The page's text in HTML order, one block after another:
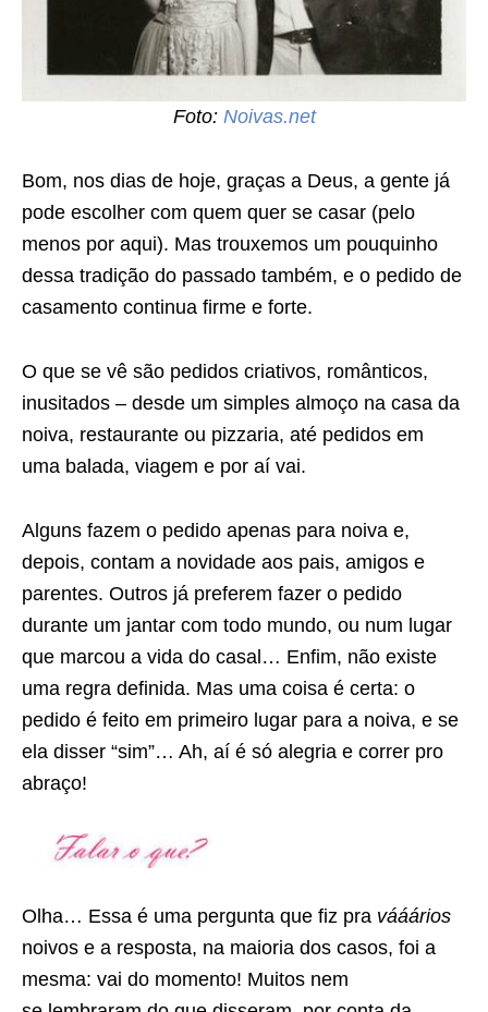
Foto: Noivas.net
Bom, nos dias de hoje, graças a Deus, a gente já
pode escolher com quem quer se casar (pelo
menos por aqui). Mas trouxemos um pouquinho
dessa tradição do passado também, e o pedido de
casamento continua firme e forte.
O que se vê são pedidos criativos, românticos,
inusitados – desde um simples almoço na casa da
noiva, restaurante ou pizzaria, até pedidos em
uma balada, viagem e por aí vai.
Alguns fazem o pedido apenas para noiva e,
depois, contam a novidade aos pais, amigos e
parentes. Outros já preferem fazer o pedido
durante um jantar com todo mundo, ou num lugar
que marcou a vida do casal… Enfim, não existe
uma regra definida. Mas uma coisa é certa: o
pedido é feito em primeiro lugar para a noiva, e se
ela disser “sim”… Ah, aí é só alegria e correr pro
abraço!
Olha… Essa é uma pergunta que fiz pra vááários
noivos e a resposta, na maioria dos casos, foi a
mesma: vai do momento! Muitos nem